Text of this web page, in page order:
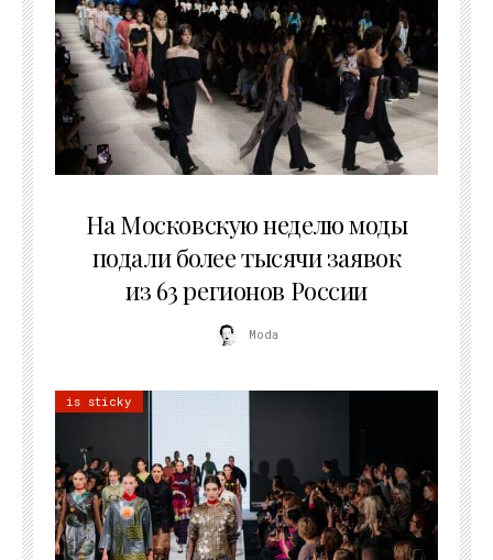
На Московскую неделю моды
подали более тысячи заявок
из 63 регионов России
Moda
is sticky